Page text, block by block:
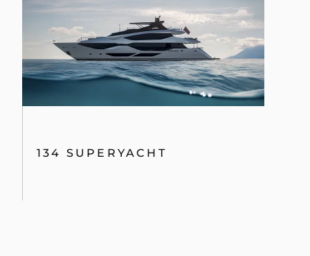
134 SUPERYACHT